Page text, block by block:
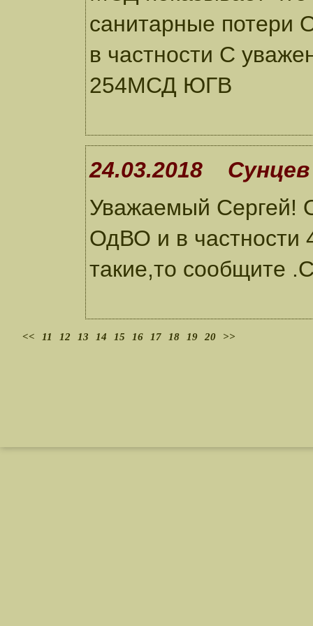
санитарные потери
в частности С
254МСД ЮГВ
24.03.2018
Уважаемый Сергей!
ОдВО и в частности
такие,то сообщите
<< 11 12 13 14 15 16 17 18 19 20 >>